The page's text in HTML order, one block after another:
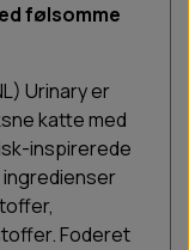
følsomme
Urinary er
katte med
inspirerede
Foderet